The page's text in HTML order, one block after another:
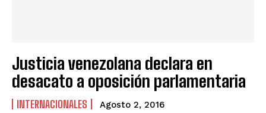
Justicia venezolana declara en
desacato a oposición parlamentaria
INTERNACIONALES Agosto 2, 2016